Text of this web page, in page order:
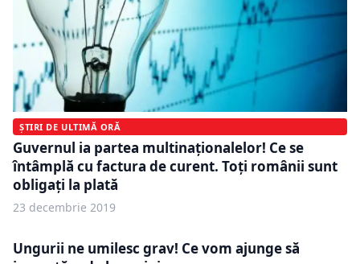
ȘTIRI DE ULTIMĂ ORĂ
Guvernul ia partea multinaționalelor! Ce se
întâmplă cu factura de curent. Toți românii sunt
obligați la plată
23 decembrie 2019
Ungurii ne umilesc grav! Ce vom ajunge să